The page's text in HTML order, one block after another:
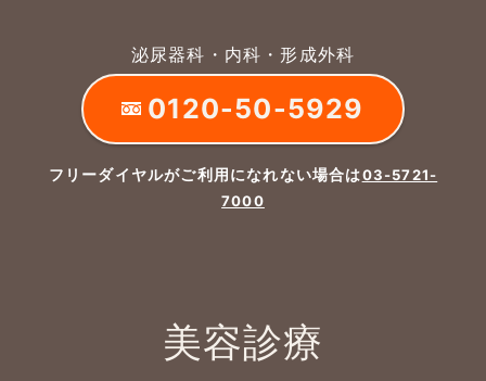
泌尿器科・内科・形成外科
0120-50-5929
フリーダイヤルがご利用になれない場合は03-5721-
7000
美容診療